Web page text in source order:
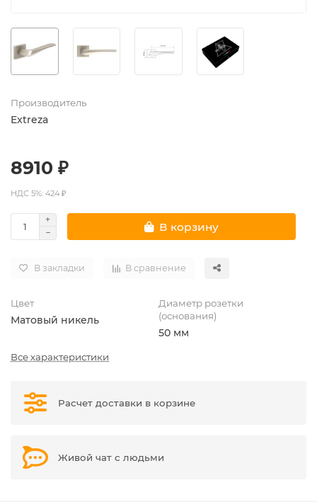
Производитель
Extreza
8910 ₽
НДС 5%: 424 ₽
В корзину
В закладки В сравнение
Цвет
Матовый никель
Диаметр розетки
(основания)
50 мм
Все характеристики
Расчет доставки в корзине
Живой чат с людьми